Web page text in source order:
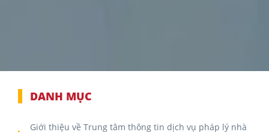
TỤC
VĂN
DANH MỤC
Giới thiệu về Trung tâm thông tin dịch vụ pháp lý nhà